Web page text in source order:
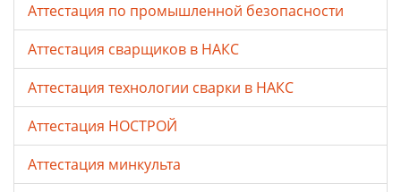
Аттестация по промышленной безопасности
Аттестация сварщиков в НАКС
Аттестация технологии сварки в НАКС
Аттестация НОСТРОЙ
Аттестация минкульта